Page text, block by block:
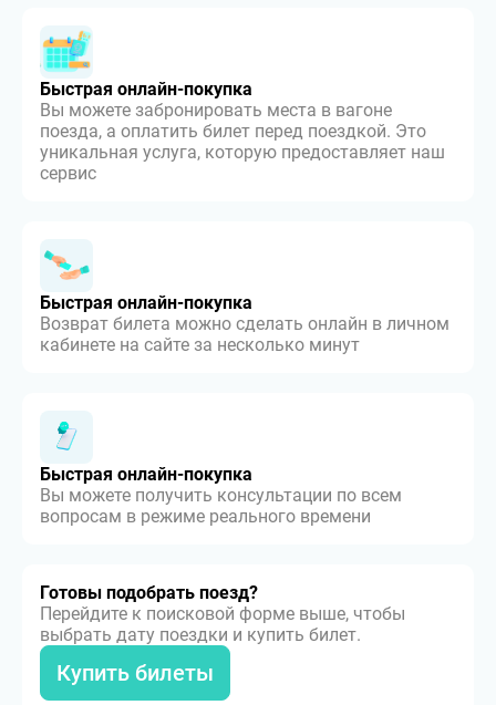
Быстрая онлайн-покупка
Вы можете забронировать места в вагоне
поезда, а оплатить билет перед поездкой. Это
уникальная услуга, которую предоставляет наш
сервис
Быстрая онлайн-покупка
Возврат билета можно сделать онлайн в личном
кабинете на сайте за несколько минут
Быстрая онлайн-покупка
Вы можете получить консультации по всем
вопросам в режиме реального времени
Готовы подобрать поезд?
Перейдите к поисковой форме выше, чтобы
выбрать дату поездки и купить билет.
Купить билеты